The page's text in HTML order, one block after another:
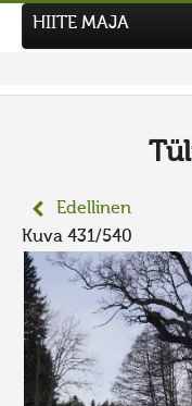
UUSI KUVAKILPAILU
AIEMMAT KILPAILUT
HIITE MAJA
Edellinen
Kuva 431/540